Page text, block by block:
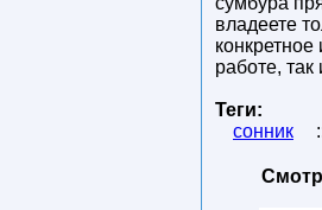
владеете
работе,
Теги:
сонник